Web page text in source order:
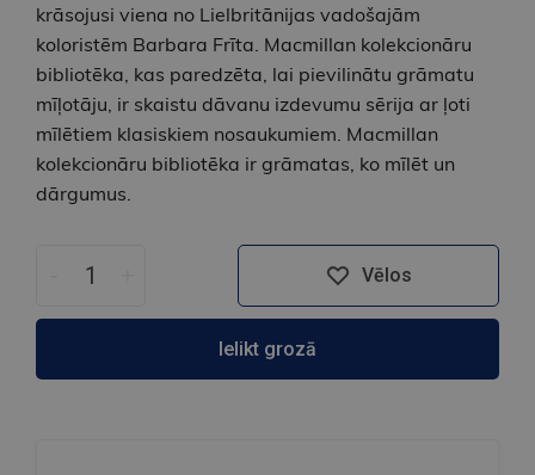
krāsojusi viena no Lielbritānijas vadošajām
koloristēm Barbara Frīta. Macmillan kolekcionāru
bibliotēka, kas paredzēta, lai pievilinātu grāmatu
mīļotāju, ir skaistu dāvanu izdevumu sērija ar ļoti
mīlētiem klasiskiem nosaukumiem. Macmillan
kolekcionāru bibliotēka ir grāmatas, ko mīlēt un
dārgumus.
Vēlos
Ielikt grozā